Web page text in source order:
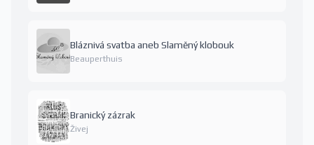
Bláznivá svatba aneb Slaměný klobouk
Beauperthuis
Branický zázrak
Živej